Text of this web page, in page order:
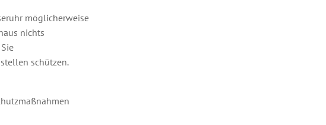
möglicherweise
nichts
schützen.